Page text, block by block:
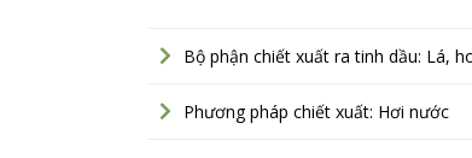
Bộ phận chiết xuất ra tinh dầu: Lá,
Phương pháp chiết xuất: Hơi nước